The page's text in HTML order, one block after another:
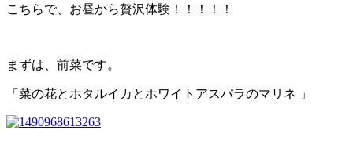
こちらで、お昼から贅沢体験！！！！！
まずは、前菜です。
「 菜の花とホタルイカとホワイトアスパラのマリネ 」